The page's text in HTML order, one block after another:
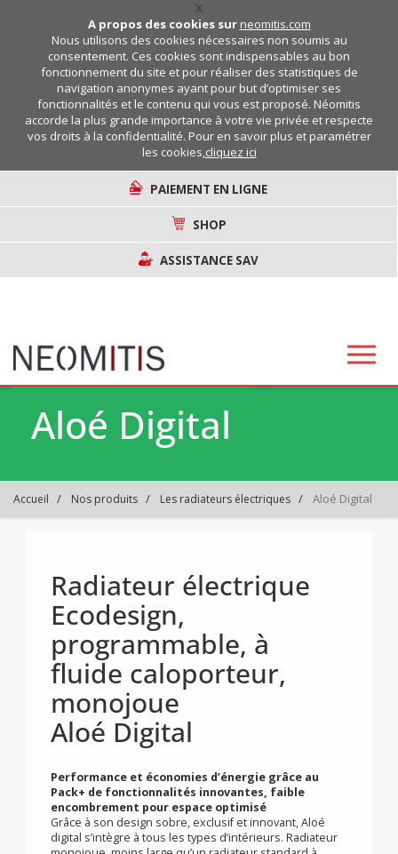
X
A propos des cookies sur neomitis.com
Nous utilisons des cookies nécessaires non soumis au
consentement. Ces cookies sont indispensables au bon
fonctionnement du site et pour réaliser des statistiques de
navigation anonymes ayant pour but d’optimiser ses
fonctionnalités et le contenu qui vous est proposé. Néomitis
accorde la plus grande importance à votre vie privée et respecte
vos droits à la confidentialité. Pour en savoir plus et paramétrer
les cookies,cliquez ici
PAIEMENT EN LIGNE
SHOP
ASSISTANCE SAV
Aloé Digital
Accueil Nos produits Les radiateurs électriques Aloé Digital
Radiateur électrique
Ecodesign,
programmable, à
fluide caloporteur,
monojoue
Aloé Digital